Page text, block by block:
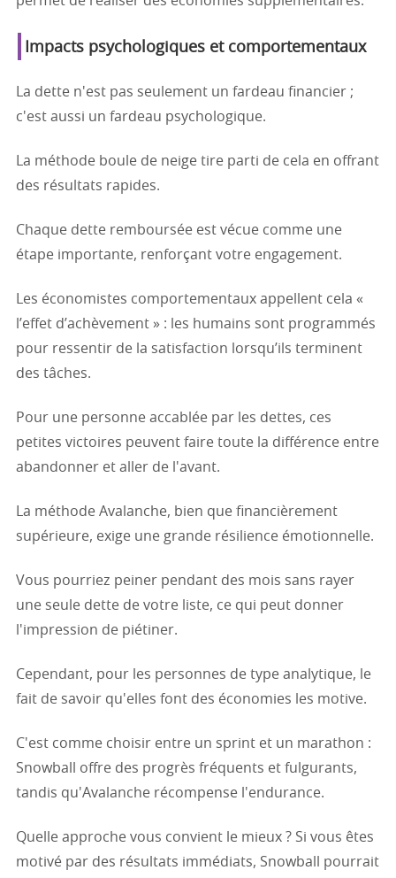
Impacts psychologiques et comportementaux
La dette n'est pas seulement un fardeau financier ;
c'est aussi un fardeau psychologique.
La méthode boule de neige tire parti de cela en offrant
des résultats rapides.
Chaque dette remboursée est vécue comme une
étape importante, renforçant votre engagement.
Les économistes comportementaux appellent cela «
l’effet d’achèvement » : les humains sont programmés
pour ressentir de la satisfaction lorsqu’ils terminent
des tâches.
Pour une personne accablée par les dettes, ces
petites victoires peuvent faire toute la différence entre
abandonner et aller de l'avant.
La méthode Avalanche, bien que financièrement
supérieure, exige une grande résilience émotionnelle.
Vous pourriez peiner pendant des mois sans rayer
une seule dette de votre liste, ce qui peut donner
l'impression de piétiner.
Cependant, pour les personnes de type analytique, le
fait de savoir qu'elles font des économies les motive.
C'est comme choisir entre un sprint et un marathon :
Snowball offre des progrès fréquents et fulgurants,
tandis qu'Avalanche récompense l'endurance.
Quelle approche vous convient le mieux ? Si vous êtes
motivé par des résultats immédiats, Snowball pourrait